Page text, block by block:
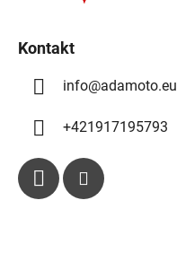
Kontakt
info@adamoto.eu
+421917195793